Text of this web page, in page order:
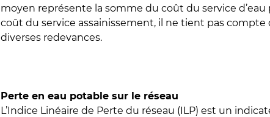
moyen représente la somme du coût du service
coût du service assainissement, il ne tient pas compte
diverses redevances.
Perte en eau potable sur le réseau
L’Indice Linéaire de Perte du réseau (ILP) est un